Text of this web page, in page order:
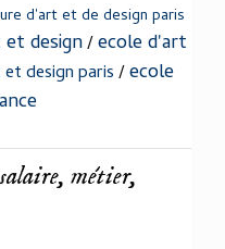
d'art et de design paris
design/ecole d'art
design paris/ecole
métier,